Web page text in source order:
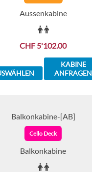
Aussenkabine
CHF 5'102.00
KABINE
ANFRAGEN
Balkonkabine-[AB]
Cello Deck
Balkonkabine